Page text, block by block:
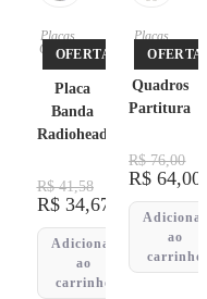
OFERTA!
Placas
Quadro
s
Placa
Banda
Radiohead
R$41,58
R$34,67
Adicionar
ao
carrinho
OFERTA!
Placas
Trio de
Quadros
Partitura
R$76,00
R$ 64,00
Adicionar
ao
carrinho